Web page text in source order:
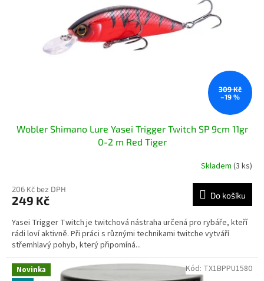
309 Kč
–19 %
Wobler Shimano Lure Yasei Trigger Twitch SP 9cm 11gr
0-2 m Red Tiger
Skladem (3 ks)
206 Kč bez DPH
249 Kč Do košíku
Yasei Trigger Twitch je twitchová nástraha určená pro rybáře, kteří
rádi loví aktivně. Při práci s různými technikami twitche vytváří
střemhlavý pohyb, který připomíná...
Novinka
Kód: TX1BPPU1580